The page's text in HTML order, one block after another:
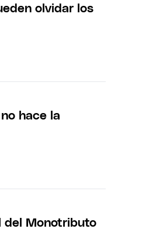
olvidar los
hace la
del Monotributo